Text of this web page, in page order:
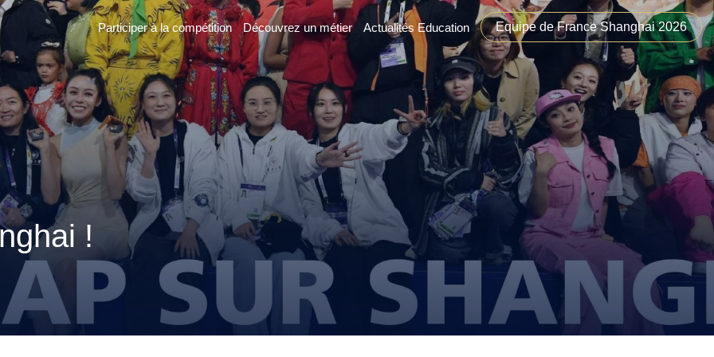
Participer à la compétition Découvrez un métier Actualités Education Equipe de France Shanghai 2026
des
!